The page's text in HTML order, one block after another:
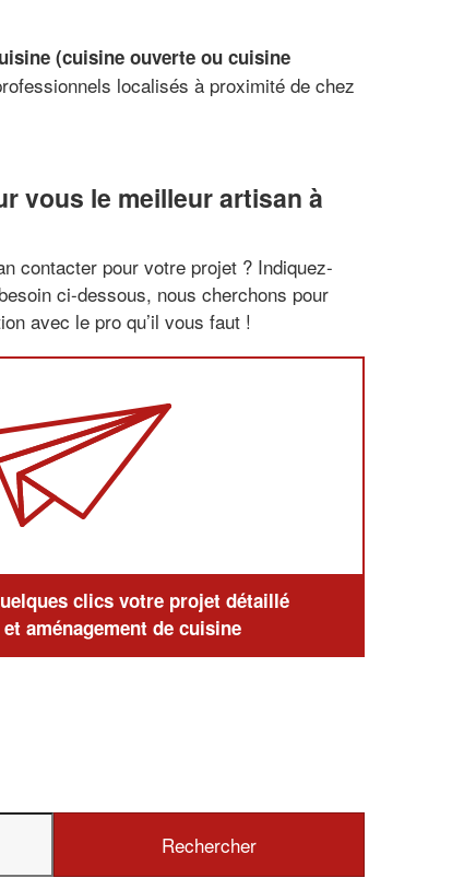
(cuisine ouverte ou cuisine
localisés à proximité de chez
vous le meilleur artisan à
contacter pour votre projet ? Indiquez-
ci-dessous, nous cherchons pour
avec le pro qu’il vous faut !
clics votre projet détaillé
aménagement de cuisine